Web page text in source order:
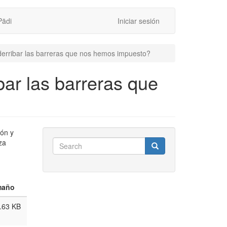
Iniciar sesión
las barreras que nos hemos impuesto?
las barreras que
y
KB
Search
Search Search